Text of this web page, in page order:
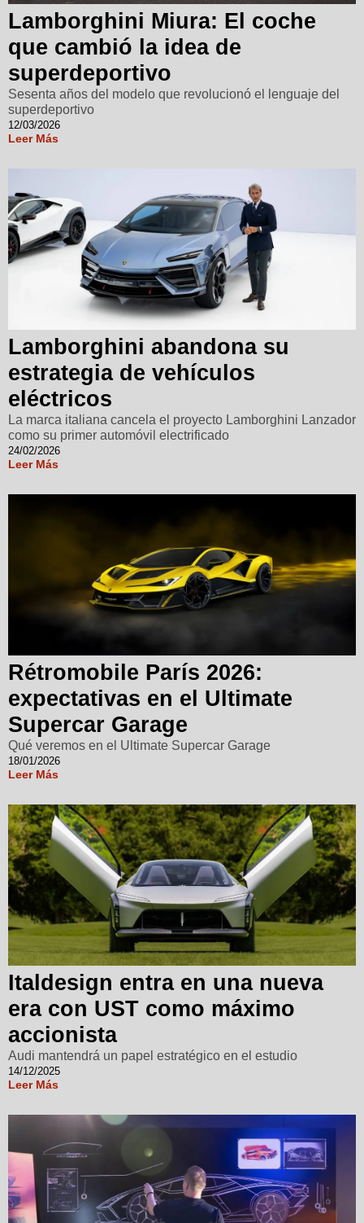
Lamborghini Miura: El coche
que cambió la idea de
superdeportivo
Sesenta años del modelo que revolucionó el lenguaje del
superdeportivo
12/03/2026
Leer Más
Lamborghini abandona su
estrategia de vehículos
eléctricos
La marca italiana cancela el proyecto Lamborghini Lanzador
como su primer automóvil electrificado
24/02/2026
Leer Más
Rétromobile París 2026:
expectativas en el Ultimate
Supercar Garage
Qué veremos en el Ultimate Supercar Garage
18/01/2026
Leer Más
Italdesign entra en una nueva
era con UST como máximo
accionista
Audi mantendrá un papel estratégico en el estudio
14/12/2025
Leer Más